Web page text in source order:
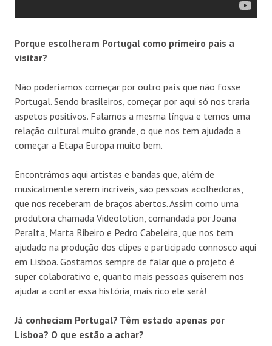
Porque escolheram Portugal como primeiro pais a
visitar?
Não poderíamos começar por outro país que não fosse
Portugal. Sendo brasileiros, começar por aqui só nos traria
aspetos positivos. Falamos a mesma língua e temos uma
relação cultural muito grande, o que nos tem ajudado a
começar a Etapa Europa muito bem.
Encontrámos aqui artistas e bandas que, além de
musicalmente serem incríveis, são pessoas acolhedoras,
que nos receberam de braços abertos. Assim como uma
produtora chamada Videolotion, comandada por Joana
Peralta, Marta Ribeiro e Pedro Cabeleira, que nos tem
ajudado na produção dos clipes e participado connosco aqui
em Lisboa. Gostamos sempre de falar que o projeto é
super colaborativo e, quanto mais pessoas quiserem nos
ajudar a contar essa história, mais rico ele será!
Já conheciam Portugal? Têm estado apenas por
Lisboa? O que estão a achar?